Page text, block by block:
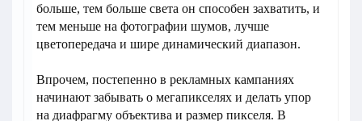
больше, тем больше света он способен захватить, и
тем меньше на фотографии шумов, лучше
цветопередача и шире динамический диапазон.
Впрочем, постепенно в рекламных кампаниях
начинают забывать о мегапикселях и делать упор
на диафрагму объектива и размер пикселя. В